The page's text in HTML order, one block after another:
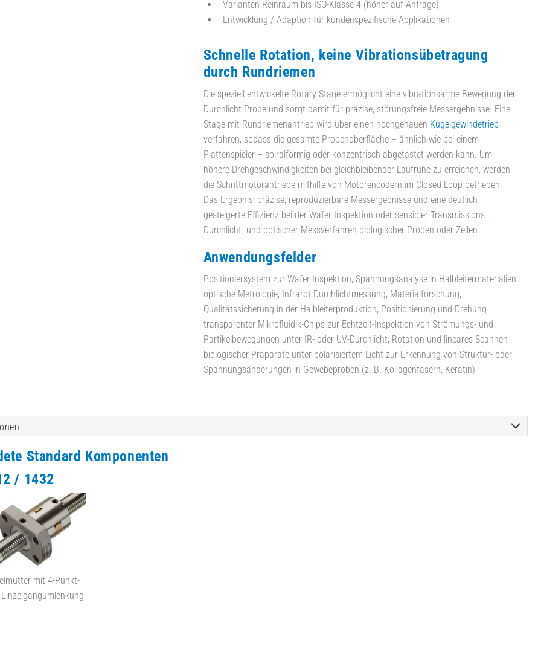
Varianten Reinraum bis ISO-Klasse 4 (höher auf Anfrage)
Entwicklung / Adaption für kundenspezifische Applikationen
Schnelle Rotation, keine Vibrationsübetragung
durch Rundriemen
Die speziell entwickelte Rotary Stage ermöglicht eine vibrationsarme Bewegung der
Durchlicht-Probe und sorgt damit für präzise, störungsfreie Messergebnisse. Eine
Stage mit Rundriemenantrieb wird über einen hochgenauen Kugelgewindetrieb
verfahren, sodass die gesamte Probenoberfläche – ähnlich wie bei einem
Plattenspieler – spiralförmig oder konzentrisch abgetastet werden kann. Um
höhere Drehgeschwindigkeiten bei gleichbleibender Laufruhe zu erreichen, werden
die Schrittmotorantriebe mithilfe von Motorencodern im Closed Loop betrieben.
Das Ergebnis: präzise, reproduzierbare Messergebnisse und eine deutlich
gesteigerte Effizienz bei der Wafer-Inspektion oder sensibler Transmissions-,
Durchlicht- und optischer Messverfahren biologischer Proben oder Zellen.
Anwendungsfelder
Positioniersystem zur Wafer-Inspektion, Spannungsanalyse in Halbleitermaterialien,
optische Metrologie, Infrarot-Durchlichtmessung, Materialforschung,
Qualitätssicherung in der Halbleiterproduktion, Positionierung und Drehung
transparenter Mikrofluidik-Chips zur Echtzeit-Inspektion von Strömungs- und
Partikelbewegungen unter IR- oder UV-Durchlicht, Rotation und lineares Scannen
biologischer Präparate unter polarisiertem Licht zur Erkennung von Struktur- oder
Spannungsänderungen in Gewebeproben (z. B. Kollagenfasern, Keratin)
Standard Komponenten
/ 1432
mit 4-Punkt-